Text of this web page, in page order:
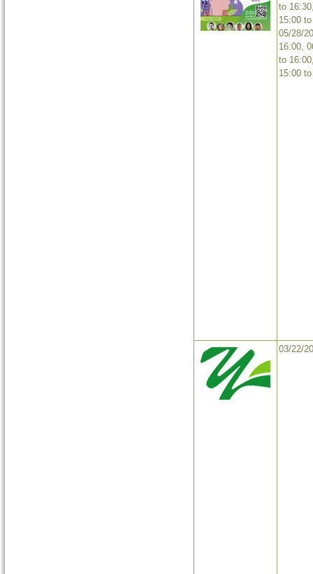
to 16:30
15:00
05/28/
16:00,
to 16:00
15:00
03/22/